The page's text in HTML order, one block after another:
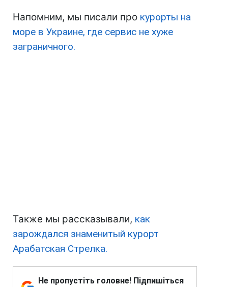
Напомним, мы писали про курорты на
море в Украине, где сервис не хуже
заграничного.
Также мы рассказывали, как
зарождался знаменитый курорт
Арабатская Стрелка.
Не пропустіть головне! Підпишіться